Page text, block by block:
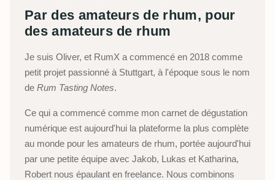
Par des amateurs de rhum, pour
des amateurs de rhum
Je suis Oliver, et RumX a commencé en 2018 comme
petit projet passionné à Stuttgart, à l'époque sous le nom
de Rum Tasting Notes.
Ce qui a commencé comme mon carnet de dégustation
numérique est aujourd'hui la plateforme la plus complète
au monde pour les amateurs de rhum, portée aujourd'hui
par une petite équipe avec Jakob, Lukas et Katharina,
Robert nous épaulant en freelance. Nous combinons